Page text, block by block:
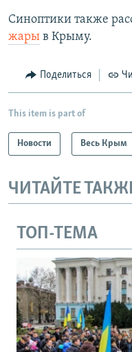
Синоптики также
жары в Крыму.
Поделиться
This item is part of
Новости Весь Крым
ЧИТАЙТЕ
ТОП-ТЕМА